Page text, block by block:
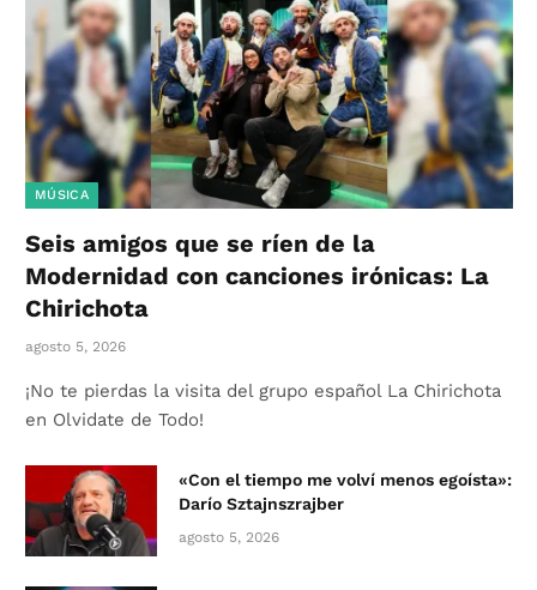
MÚSICA
Seis amigos que se ríen de la
Modernidad con canciones irónicas: La
Chirichota
agosto 5, 2026
¡No te pierdas la visita del grupo español La Chirichota
en Olvidate de Todo!
«Con el tiempo me volví menos egoísta»:
Darío Sztajnszrajber
agosto 5, 2026